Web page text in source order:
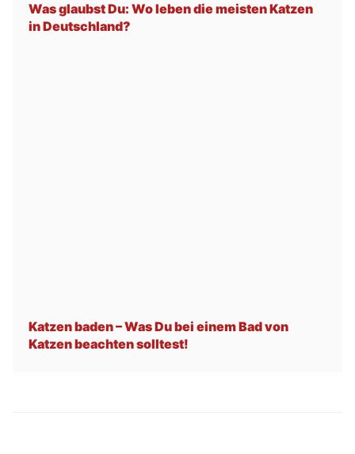
Was glaubst Du: Wo leben die meisten Katzen
in Deutschland?
Katzen baden – Was Du bei einem Bad von
Katzen beachten solltest!